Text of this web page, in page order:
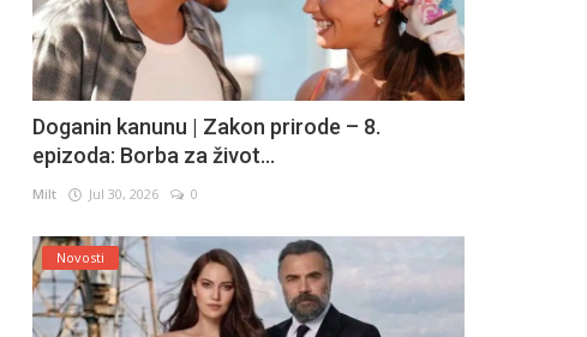
Doganin kanunu | Zakon prirode – 8.
epizoda: Borba za život...
Milt Jul 30, 2026 0
Novosti